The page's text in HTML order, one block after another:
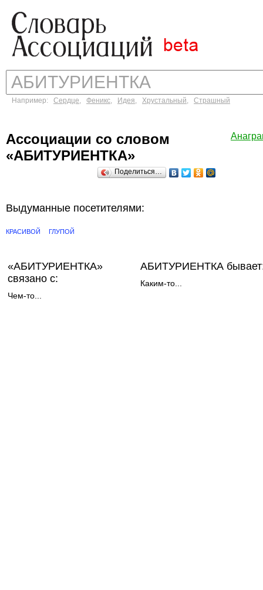
Например: Сердце, Феникс, Идея, Хрустальный, Страшный
Ассоциации со словом
«АБИТУРИЕНТКА»
Поделиться…
Выдуманные посетителями:
КРАСИВОЙ ГЛУПОЙ
«АБИТУРИЕНТКА»
связано с:
Чем-то...
АБИТУРИЕНТКА
Каким-то...